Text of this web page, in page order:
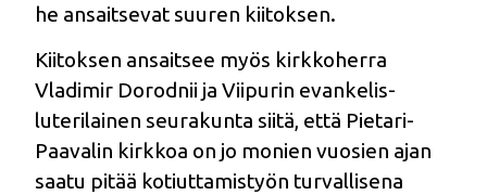
he ansaitsevat suuren kiitoksen.
Kiitoksen ansaitsee myös kirkkoherra
Vladimir Dorodnii ja Viipurin evankelis-
luterilainen seurakunta siitä, että Pietari-
Paavalin kirkkoa on jo monien vuosien ajan
saatu pitää kotiuttamistyön turvallisena